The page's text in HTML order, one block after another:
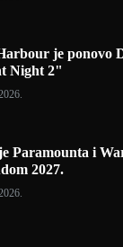
je ponovo
Night 2"
Paramounta i
2027.